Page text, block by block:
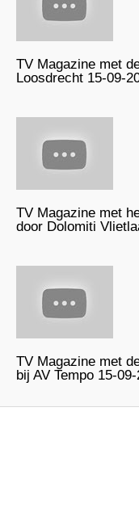
TV Magazine met
Loosdrecht 15-09-
TV Magazine met
door Dolomiti
TV Magazine met
bij AV Tempo 15-